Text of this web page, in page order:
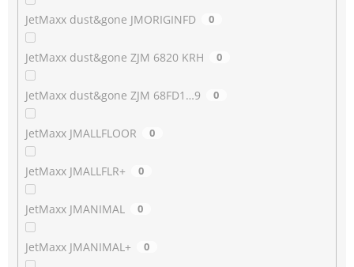
JetMaxx dust&gone JMORIGINFD 0
JetMaxx dust&gone ZJM 6820 KRH 0
JetMaxx dust&gone ZJM 68FD1…9 0
JetMaxx JMALLFLOOR 0
JetMaxx JMALLFLR+ 0
JetMaxx JMANIMAL 0
JetMaxx JMANIMAL+ 0